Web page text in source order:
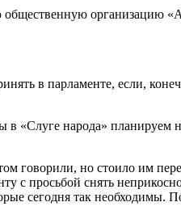
общественную организацию
в парламенте, если,
«Слуге народа» планируем
говорили, но стоило им
с просьбой снять
сегодня так необходимы.